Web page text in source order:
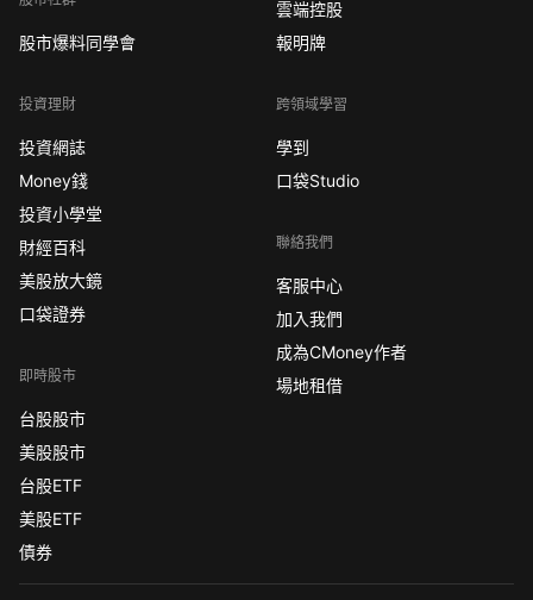
股市爆料同學會
投資理財
投資網誌
Money錢
投資小學堂
財經百科
美股放大鏡
口袋證券
即時股市
台股股市
美股股市
台股ETF
美股ETF
債券
雲端控股
報明牌
跨領域學習
學到
口袋Studio
聯絡我們
客服中心
加入我們
成為CMoney作者
場地租借